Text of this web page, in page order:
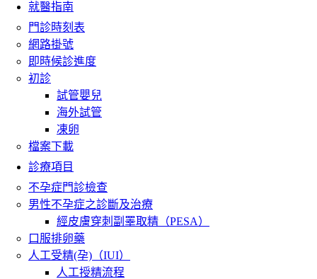
就醫指南
門診時刻表
網路掛號
即時候診進度
初診
試管嬰兒
海外試管
凍卵
檔案下載
診療項目
不孕症門診檢查
男性不孕症之診斷及治療
經皮膚穿刺副睪取精（PESA）
口服排卵藥
人工受精(孕)（IUI）
人工授精流程